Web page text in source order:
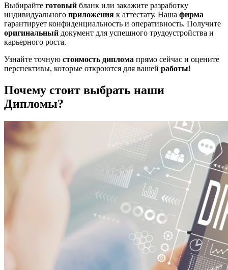
Выбирайте готовый бланк или закажите разработку
индивидуального приложения к аттестату. Наша фирма
гарантирует конфиденциальность и оперативность. Получите
оригинальный документ для успешного трудоустройства и
карьерного роста.
Узнайте точную стоимость диплома прямо сейчас и оцените
перспективы, которые откроются для вашей работы!
Почему стоит выбрать наши
Дипломы?